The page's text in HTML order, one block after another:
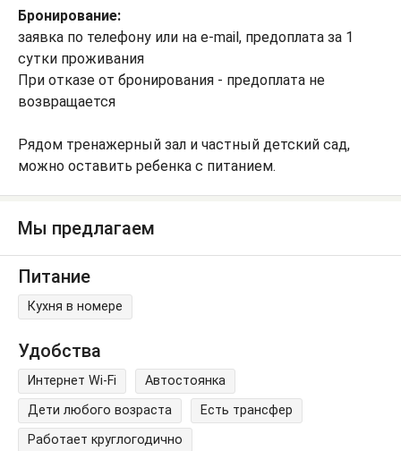
Бронирование:
заявка по телефону или на e-mail, предоплата за 1
сутки проживания
При отказе от бронирования - предоплата не
возвращается
Рядом тренажерный зал и частный детский сад,
можно оставить ребенка с питанием.
Мы предлагаем
Питание
Кухня в номере
Удобства
Интернет Wi-Fi
Автостоянка
Дети любого возраста
Есть трансфер
Работает круглогодично